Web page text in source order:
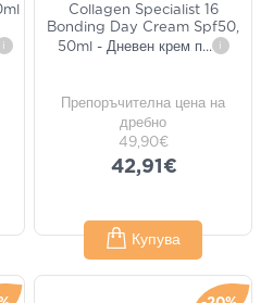
i
Collagen Specialist 16
Bonding Day Cream Spf50,
50ml - Дневен крем п... i
Препоръчителна цена на
дребно
49,90€
42,91€
Купува